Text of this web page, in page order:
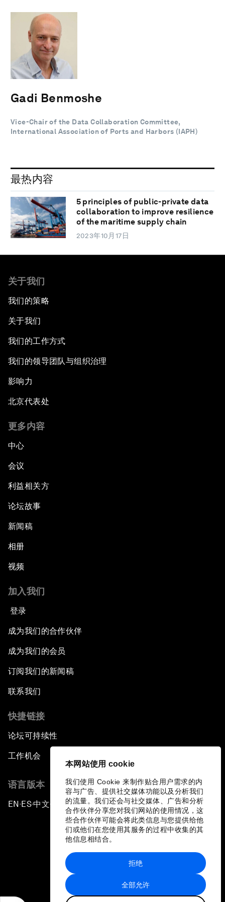
本网站使用 cookie
我们使用 Cookie 来制作贴合用户需求的内
容与广告、提供社交媒体功能以及分析我们
的流量。我们还会与社交媒体、广告和分析
合作伙伴分享您对我们网站的使用情况，这
些合作伙伴可能会将此类信息与您提供给他
们或他们在您使用其服务的过程中收集的其
他信息相结合。
全部允许
拒绝
Gadi Benmoshe
Vice-Chair of the Data Collaboration Committee,
International Association of Ports and Harbors (IAPH)
最热内容
5 principles of public-private data
collaboration to improve resilience
of the maritime supply chain
2023年10月17日
关于我们
我们的策略
关于我们
我们的工作方式
我们的领导团队与组织治理
影响力
北京代表处
更多内容
中心
会议
利益相关方
论坛故事
新闻稿
相册
视频
加入我们
登录
成为我们的合作伙伴
成为我们的会员
订阅我们的新闻稿
联系我们
快捷链接
论坛可持续性
工作机会
语言版本
EN ▪ ES▪中文▪ 日本語
站点地图